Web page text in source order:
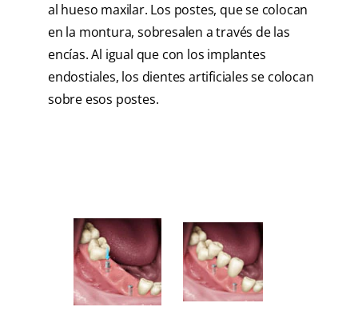
al hueso maxilar. Los postes, que se colocan
en la montura, sobresalen a través de las
encías. Al igual que con los implantes
endostiales, los dientes artificiales se colocan
sobre esos postes.